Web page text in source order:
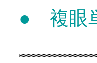
● 複眼